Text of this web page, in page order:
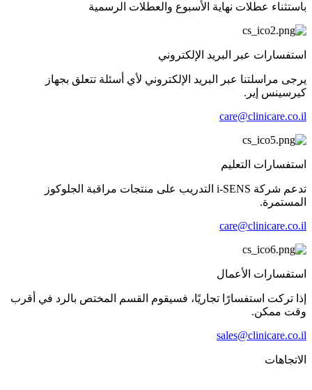
باستثناء عطلات نهاية الأسبوع والعطلات الرسمية
استفسارات عبر البريد الإلكتروني
يرجى مراسلتنا عبر البريد الإلكتروني لأي أسئلة تتعلق بجهاز
كيرسينس إير.
care@clinicare.co.il
استفسارات التعليم
تدعم شركة i-SENS التدريب على منتجات مراقبة الجلوكوز
المستمرة.
care@clinicare.co.il
استفسارات الأعمال
إذا تركت استفسارًا تجاريًا، فسيقوم القسم المختص بالرد في أقرب
وقت ممكن.
sales@clinicare.co.il
الاتجاهات